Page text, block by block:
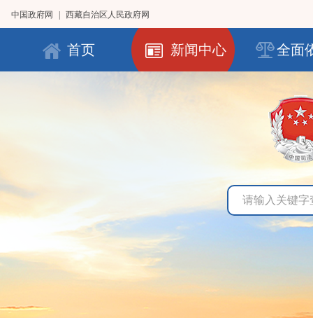
中国政府网 西藏自治区人民政府网
首页 新闻中心 全面